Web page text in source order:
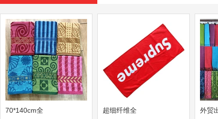
70*140cm全 超细纤维全 外贸